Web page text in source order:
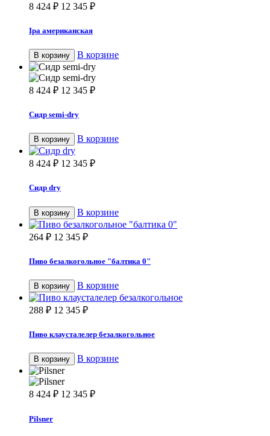
8 424 ₽ 12 345 ₽
Ipa американская
В корзину В корзине
8 424 ₽ 12 345 ₽
Сидр semi-dry
В корзину В корзине
8 424 ₽ 12 345 ₽
Сидр dry
В корзину В корзине
264 ₽ 12 345 ₽
Пиво безалкогольное "балтика 0"
В корзину В корзине
288 ₽ 12 345 ₽
Пиво клаусталелер безалкогольное
В корзину В корзине
8 424 ₽ 12 345 ₽
Pilsner